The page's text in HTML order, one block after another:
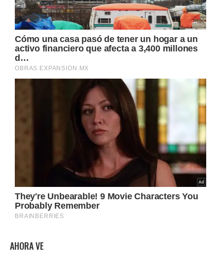
AHORA VE